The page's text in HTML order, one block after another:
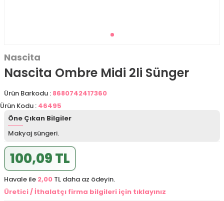
Nascita
Nascita Ombre Midi 2li Sünger
Ürün Barkodu : 8680742417360
Ürün Kodu : 46495
Öne Çıkan Bilgiler
Makyaj süngeri.
100,09 TL
Havale ile 2,00 TL daha az ödeyin.
Üretici / İthalatçı firma bilgileri için tıklayınız